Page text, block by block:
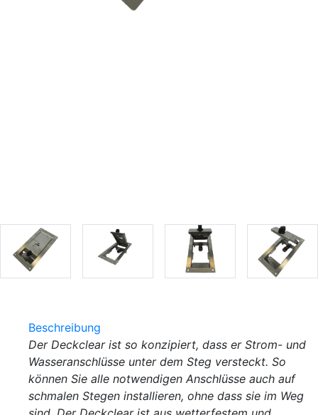
Beschreibung
Der Deckclear ist so konzipiert, dass er Strom- und
Wasseranschlüsse unter dem Steg versteckt. So
können Sie alle notwendigen Anschlüsse auch auf
schmalen Stegen installieren, ohne dass sie im Weg